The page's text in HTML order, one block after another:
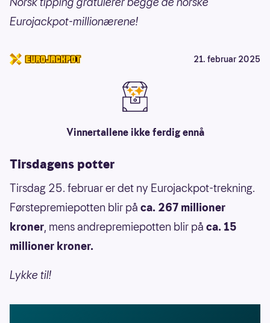
Eurojackpot-millionærene!
21. februar 2025
Vinnertallene ikke ferdig ennå
Tirsdagens potter
Tirsdag 25. februar er det ny Eurojackpot-trekning.
Førstepremiepotten blir på ca. 267 millioner
kroner, mens andrepremiepotten blir på ca. 15
millioner kroner.
Lykke til!